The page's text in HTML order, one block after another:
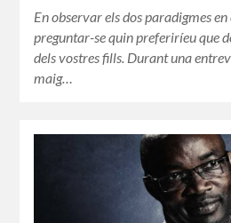
En observar els dos paradigmes
preguntar-se quin preferiríeu que
dels vostres fills. Durant una
maig…